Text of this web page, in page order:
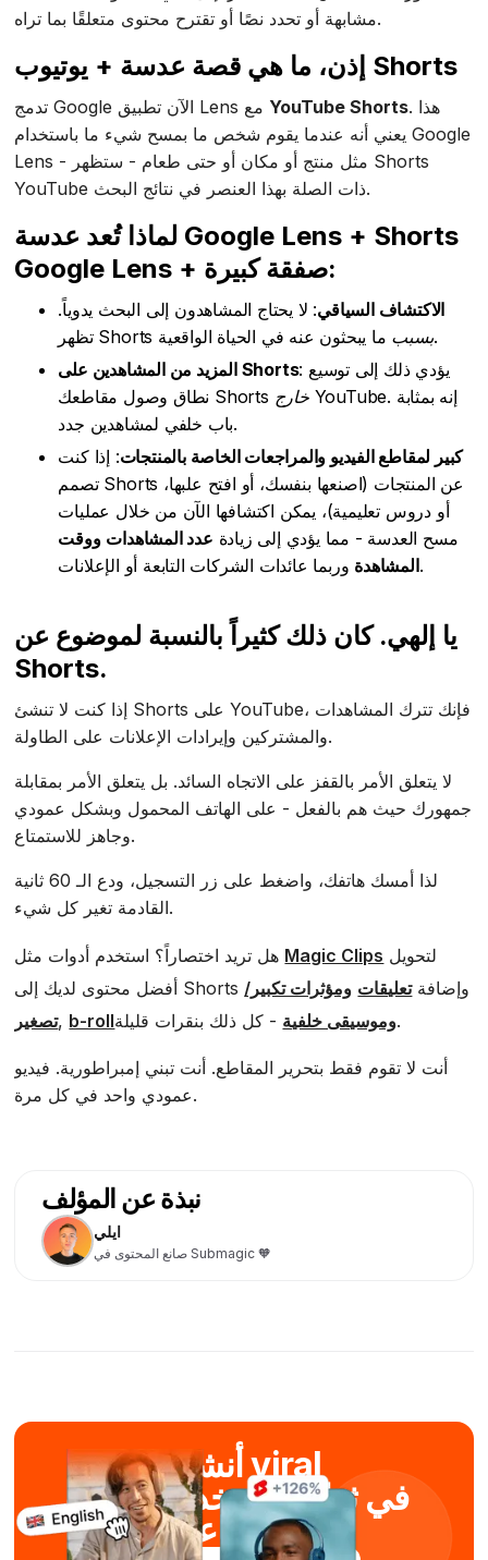
مشابهة أو تحدد نصًا أو تقترح محتوى متعلقًا بما تراه.
إذن، ما هي قصة عدسة + يوتيوب Shorts
YouTube Shorts. هذا
يعني أنه عندما يقوم شخص ما بمسح شيء ما باستخدام Google
Lens - مثل منتج أو مكان أو حتى طعام - ستظهر Shorts
YouTube ذات الصلة بهذا العنصر في نتائج البحث.
لماذا تُعد عدسة Google Lens + Shorts
Google Lens + صفقة كبيرة:
الاكتشاف السياقي: لا يحتاج المشاهدون إلى البحث يدوياً.
تظهر Shorts
بسببما يبحثون عنه في الحياة الواقعية.
المزيد من المشاهدين على Shorts: يؤدي ذلك إلى توسيع
نطاق وصول مقاطعك Shorts خارجYouTube. إنه بمثابة
باب خلفي لمشاهدين جدد.
كبير لمقاطع الفيديو والمراجعات الخاصة بالمنتجات: إذا كنت
تصمم Shorts عن المنتجات (اصنعها بنفسك، أو افتح علبها،
أو دروس تعليمية)، يمكن اكتشافها الآن من خلال عمليات
مسح العدسة - مما يؤدي إلى زيادة عدد المشاهدات ووقت
المشاهدةوربما عائدات الشركات التابعة أو الإعلانات.
يا إلهي. كان ذلك كثيراً بالنسبة لموضوع عن
Shorts.
إذا كنت لا تنشئ Shorts على YouTube، فإنك تترك المشاهدات
والمشتركين وإيرادات الإعلانات على الطاولة.
لا يتعلق الأمر بالقفز على الاتجاه السائد. بل يتعلق الأمر بمقابلة
جمهورك حيث هم بالفعل - على الهاتف المحمول وبشكل عمودي
وجاهز للاستمتاع.
لذا أمسك هاتفك، واضغط على زر التسجيل، ودع الـ 60 ثانية
القادمة تغير كل شيء.
Magic Clips
أفضل محتوى لديك إلى Shorts وإضافةتعليقات ومؤثرات تكبير/
تصغير, b-roll وموسيقى خلفية- كل ذلك بنقرات قليلة.
أنت لا تقوم فقط بتحرير المقاطع. أنت تبني إمبراطورية. فيديو
عمودي واحد في كل مرة.
نبذة عن المؤلف
ايلي
صانع المحتوى في Submagic 🧡
أنشئ viral
في ثوانٍ باستخدام الذكاء
الاصطناعي